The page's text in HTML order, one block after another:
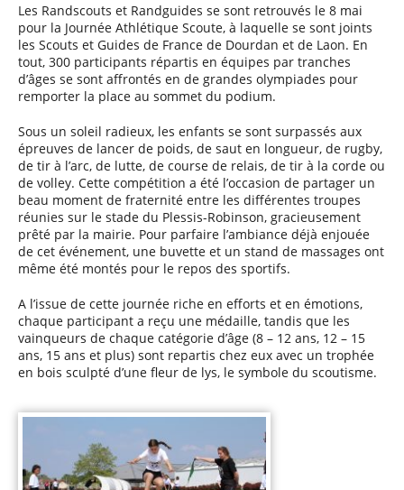
Les Randscouts et Randguides se sont retrouvés le 8 mai
pour la Journée Athlétique Scoute, à laquelle se sont joints
les Scouts et Guides de France de Dourdan et de Laon. En
tout, 300 participants répartis en équipes par tranches
d’âges se sont affrontés en de grandes olympiades pour
remporter la place au sommet du podium.
Sous un soleil radieux, les enfants se sont surpassés aux
épreuves de lancer de poids, de saut en longueur, de rugby,
de tir à l’arc, de lutte, de course de relais, de tir à la corde ou
de volley. Cette compétition a été l’occasion de partager un
beau moment de fraternité entre les différentes troupes
réunies sur le stade du Plessis-Robinson, gracieusement
prêté par la mairie. Pour parfaire l’ambiance déjà enjouée
de cet événement, une buvette et un stand de massages ont
même été montés pour le repos des sportifs.
A l’issue de cette journée riche en efforts et en émotions,
chaque participant a reçu une médaille, tandis que les
vainqueurs de chaque catégorie d’âge (8 – 12 ans, 12 – 15
ans, 15 ans et plus) sont repartis chez eux avec un trophée
en bois sculpté d’une fleur de lys, le symbole du scoutisme.